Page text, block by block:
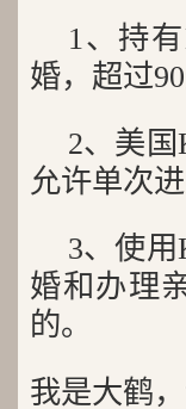
1、持
婚，超过
2、美
允许单次
3、使
婚和办理
的。
我是大鹤